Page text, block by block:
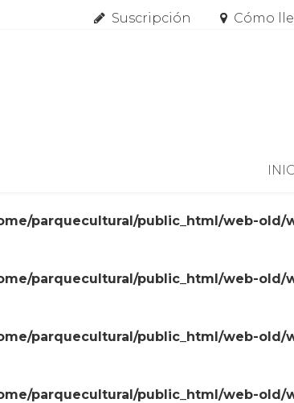
Suscripción Cómo
parquecultural/public_html/web-
parquecultural/public_html/web-
parquecultural/public_html/web-
parquecultural/public_html/web-